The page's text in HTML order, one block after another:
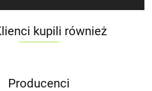
kupili również
Producenci